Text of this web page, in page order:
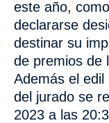
este año,
declararse
destinar su
de premios de
Además el
del jurado se
2023 a las